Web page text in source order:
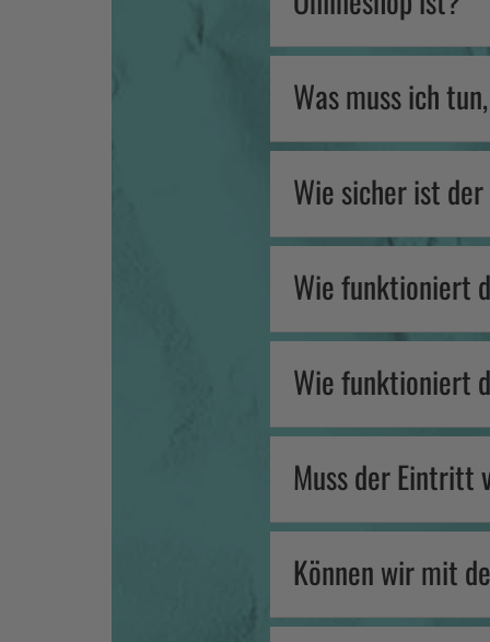
Was muss ich
Wie sicher ist der
Wie funktioniert
Wie funktioniert
Muss der Eintritt
Können wir mit